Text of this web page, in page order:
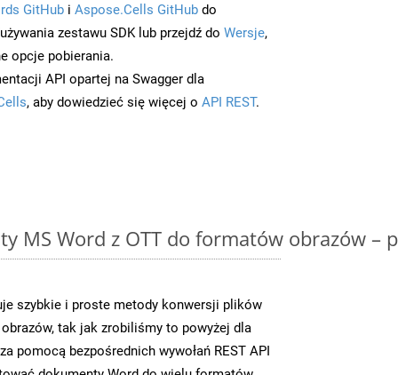
GitHub i Aspose.Cells GitHub do
zestawu SDK lub przejdź do Wersje,
opcje pobierania.
API opartej na Swagger dla
, aby dowiedzieć się więcej o API REST.
MS Word z OTT do formatów obrazów –
szybkie i proste metody konwersji plików
tak jak zrobiliśmy to powyżej dla
pomocą bezpośrednich wywołań REST API